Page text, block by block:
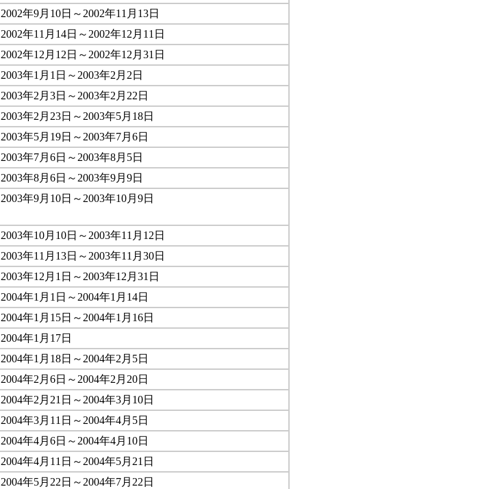
2002年9月10日～2002年11月13日
2002年11月14日～2002年12月11日
2002年12月12日～2002年12月31日
2003年1月1日～2003年2月2日
2003年2月3日～2003年2月22日
2003年2月23日～2003年5月18日
2003年5月19日～2003年7月6日
2003年7月6日～2003年8月5日
2003年8月6日～2003年9月9日
2003年9月10日～2003年10月9日
2003年10月10日～2003年11月12日
2003年11月13日～2003年11月30日
2003年12月1日～2003年12月31日
2004年1月1日～2004年1月14日
2004年1月15日～2004年1月16日
2004年1月17日
2004年1月18日～2004年2月5日
2004年2月6日～2004年2月20日
2004年2月21日～2004年3月10日
2004年3月11日～2004年4月5日
2004年4月6日～2004年4月10日
2004年4月11日～2004年5月21日
2004年5月22日～2004年7月22日